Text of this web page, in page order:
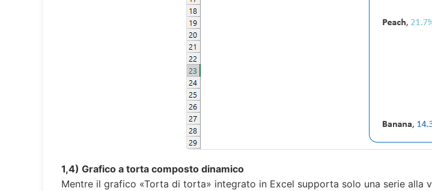
1,4) Grafico a torta composto dinamico
Mentre il grafico «Torta di torta» integrato in Excel supporta solo una serie